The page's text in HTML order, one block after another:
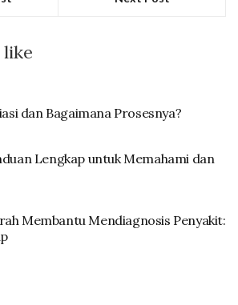
like
dan Bagaimana Prosesnya?
Lengkap untuk Memahami dan
Membantu Mendiagnosis Penyakit: